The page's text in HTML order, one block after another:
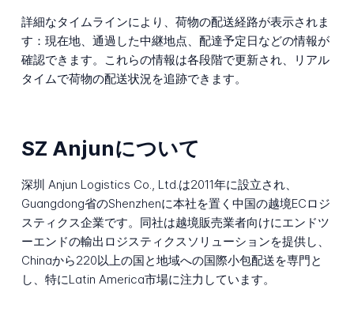
詳細なタイムラインにより、荷物の配送経路が表示されま
す：現在地、通過した中継地点、配達予定日などの情報が
確認できます。これらの情報は各段階で更新され、リアル
タイムで荷物の配送状況を追跡できます。
SZ Anjunについて
深圳 Anjun Logistics Co., Ltd.は2011年に設立され、
Guangdong省のShenzhenに本社を置く中国の越境ECロジ
スティクス企業です。同社は越境販売業者向けにエンドツ
ーエンドの輸出ロジスティクスソリューションを提供し、
Chinaから220以上の国と地域への国際小包配送を専門と
し、特にLatin America市場に注力しています。